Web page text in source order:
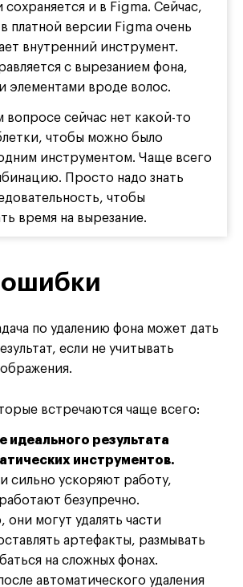
сохраняется и в Figma. Сейчас,
платной версии Figma очень
внутренний инструмент.
с вырезанием фона,
элементами вроде волос.
вопросе сейчас нет какой-то
чтобы можно было
инструментом. Чаще всего
Просто надо знать
чтобы
время на вырезание.
по удалению фона может дать
если не учитывать
встречаются чаще всего:
идеального результата
инструментов.
сильно ускоряют работу,
безупречно.
они могут удалять части
артефакты, размывать
на сложных фонах.
автоматического удаления